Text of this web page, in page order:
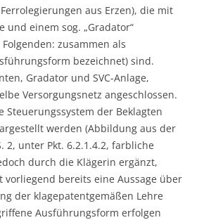
aus Erzen), die mit
und einem sog. „Gradator“
zusammen als
bezeichnet) sind.
Gradator und SVC-Anlage,
Versorgungsnetz angeschlossen.
Steuerungssystem der Beklagten
werden (Abbildung aus der
2, unter Pkt. 6.2.1.4.2, farbliche
durch die Klägerin ergänzt,
vorliegend bereits eine Aussage über
der klagepatentgemäßen Lehre
Ausführungsform erfolgen